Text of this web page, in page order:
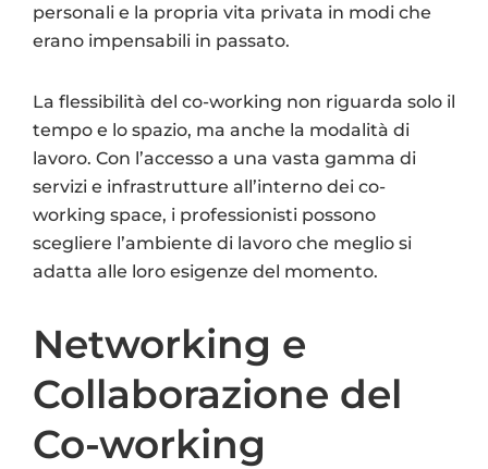
personali e la propria vita privata in modi che
erano impensabili in passato.
La flessibilità del co-working non riguarda solo il
tempo e lo spazio, ma anche la modalità di
lavoro. Con l’accesso a una vasta gamma di
servizi e infrastrutture all’interno dei co-
working space, i professionisti possono
scegliere l’ambiente di lavoro che meglio si
adatta alle loro esigenze del momento.
Networking e
Collaborazione del
Co-working